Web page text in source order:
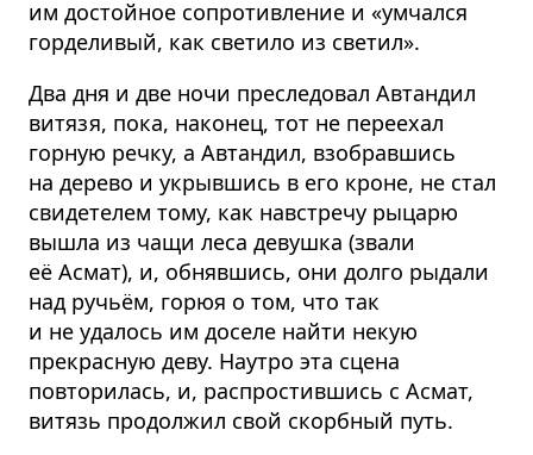
им достойное сопротивление и «умчался
горделивый, как светило из светил».
Два дня и две ночи преследовал Автандил
витязя, пока, наконец, тот не переехал
горную речку, а Автандил, взобравшись
на дерево и укрывшись в его кроне, не стал
свидетелем тому, как навстречу рыцарю
вышла из чащи леса девушка (звали
её Асмат), и, обнявшись, они долго рыдали
над ручьём, горюя о том, что так
и не удалось им доселе найти некую
прекрасную деву. Наутро эта сцена
повторилась, и, распростившись с Асмат,
витязь продолжил свой скорбный путь.